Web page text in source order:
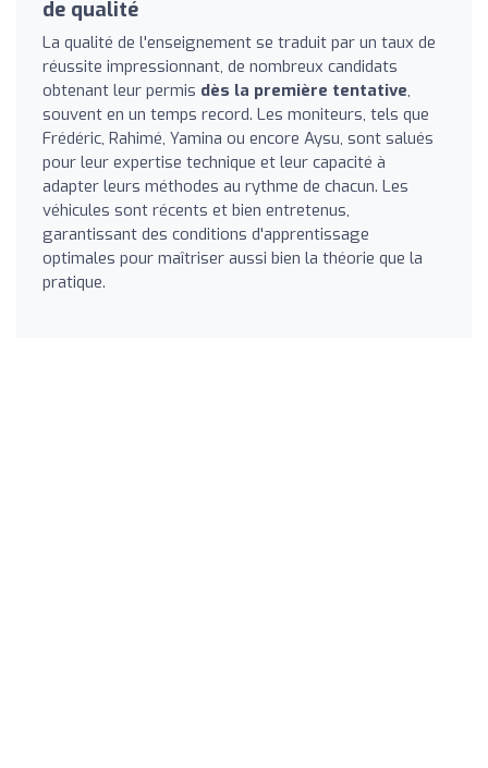
de qualité
La qualité de l'enseignement se traduit par un taux de
réussite impressionnant, de nombreux candidats
obtenant leur permis dès la première tentative,
souvent en un temps record. Les moniteurs, tels que
Frédéric, Rahimé, Yamina ou encore Aysu, sont salués
pour leur expertise technique et leur capacité à
adapter leurs méthodes au rythme de chacun. Les
véhicules sont récents et bien entretenus,
garantissant des conditions d'apprentissage
optimales pour maîtriser aussi bien la théorie que la
pratique.